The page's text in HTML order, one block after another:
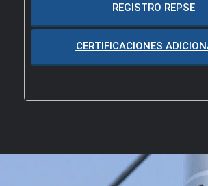
REGISTRO REPSE
CERTIFICACIONES